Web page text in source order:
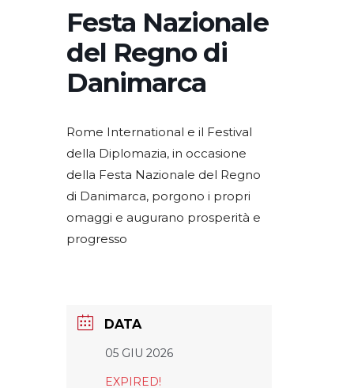
Festa Nazionale
del Regno di
Danimarca
Rome International e il Festival
della Diplomazia, in occasione
della Festa Nazionale del Regno
di Danimarca, porgono i propri
omaggi e augurano prosperità e
progresso
DATA
05 GIU 2026
EXPIRED!